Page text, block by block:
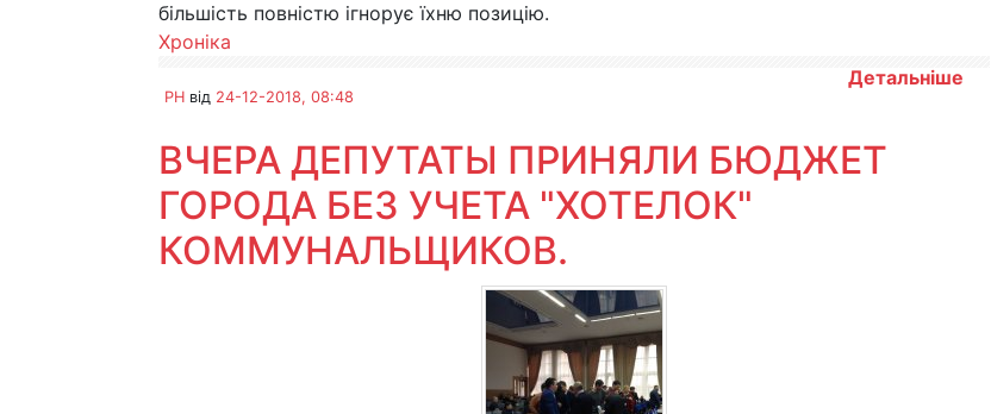
більшість повністю ігнорує їхню позицію.
Хроніка
Детальніше
PH від 24-12-2018, 08:48
ВЧЕРА ДЕПУТАТЫ ПРИНЯЛИ БЮДЖЕТ
ГОРОДА БЕЗ УЧЕТА "ХОТЕЛОК"
КОММУНАЛЬЩИКОВ.